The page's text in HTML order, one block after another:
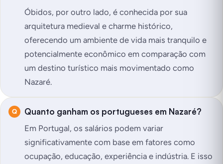
Óbidos, por outro lado, é conhecida por sua
arquitetura medieval e charme histórico,
oferecendo um ambiente de vida mais tranquilo e
potencialmente econômico em comparação com
um destino turístico mais movimentado como
Nazaré.
Quanto ganham os portugueses em Nazaré?
Em Portugal, os salários podem variar
significativamente com base em fatores como
ocupação, educação, experiência e indústria. E isso